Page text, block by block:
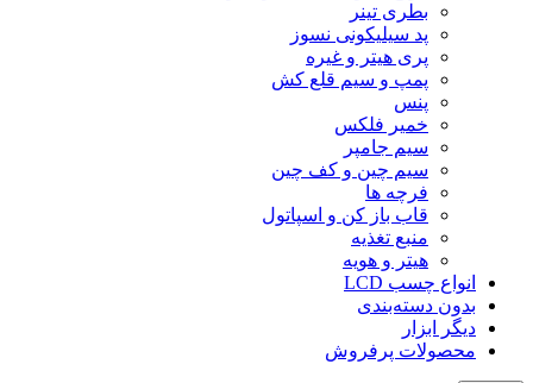
بطری تینر
پد سیلیکونی نسوز
پری هیتر و غیره
پمپ و سیم قلع کش
پنس
خمیر فلکس
سیم جامپر
سیم چین و کف چین
فرچه ها
قاب باز کن و اسپاتول
منبع تغذیه
هیتر و هویه
انواع چسب LCD
بدون دسته‌بندی
دیگر ابزار
محصولات پرفروش